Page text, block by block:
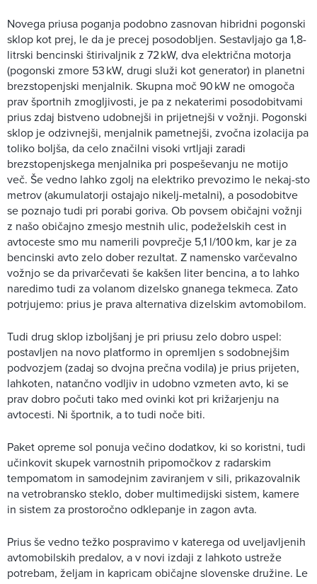
Novega priusa poganja podobno zasnovan hibridni pogonski
sklop kot prej, le da je precej posodobljen. Sestavljajo ga 1,8-
litrski bencinski štirivaljnik z 72 kW, dva električna motorja
(pogonski zmore 53 kW, drugi služi kot generator) in planetni
brezstopenjski menjalnik. Skupna moč 90 kW ne omogoča
prav športnih zmogljivosti, je pa z nekaterimi posodobitvami
prius zdaj bistveno udobnejši in prijetnejši v vožnji. Pogonski
sklop je odzivnejši, menjalnik pametnejši, zvočna izolacija pa
toliko boljša, da celo značilni visoki vrtljaji zaradi
brezstopenjskega menjalnika pri pospeševanju ne motijo
več. Še vedno lahko zgolj na elektriko prevozimo le nekaj-sto
metrov (akumulatorji ostajajo nikelj-metalni), a posodobitve
se poznajo tudi pri porabi goriva. Ob povsem običajni vožnji
z našo običajno zmesjo mestnih ulic, podeželskih cest in
avtoceste smo mu namerili povprečje 5,1 l/100 km, kar je za
bencinski avto zelo dober rezultat. Z namensko varčevalno
vožnjo se da privarčevati še kakšen liter bencina, a to lahko
naredimo tudi za volanom dizelsko gnanega tekmeca. Zato
potrjujemo: prius je prava alternativa dizelskim avtomobilom.
Tudi drug sklop izboljšanj je pri priusu zelo dobro uspel:
postavljen na novo platformo in opremljen s sodobnejšim
podvozjem (zadaj so dvojna prečna vodila) je prius prijeten,
lahkoten, natančno vodljiv in udobno vzmeten avto, ki se
prav dobro počuti tako med ovinki kot pri križarjenju na
avtocesti. Ni športnik, a to tudi noče biti.
Paket opreme sol ponuja večino dodatkov, ki so koristni, tudi
učinkovit skupek varnostnih pripomočkov z radarskim
tempomatom in samodejnim zaviranjem v sili, prikazovalnik
na vetrobransko steklo, dober multimedijski sistem, kamere
in sistem za prostoročno odklepanje in zagon avta.
Prius še vedno težko pospravimo v katerega od uveljavljenih
avtomobilskih predalov, a v novi izdaji z lahkoto ustreže
potrebam, željam in kapricam običajne slovenske družine. Le